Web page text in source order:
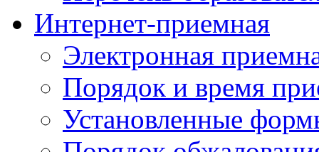
Интернет-приемная
Электронная
Порядок и время
Установленные